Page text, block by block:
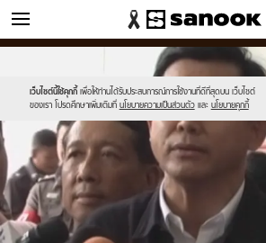
ข่าว
เว็บไซต์นี้ใช้คุกกี้ เพื่อให้ท่านได้รับประสบการณ์การใช้งานที่ดีที่สุดบน เว็บไซต์
ของเรา โปรดศึกษาเพิ่มเติมที่ นโยบายความเป็นส่วนตัว และ นโยบายคุกกี้
//s.isanook.com/sr/0/images/logo-
sanook.png
//s.isanook.com/ns/0/ud/362/1813338/625295-